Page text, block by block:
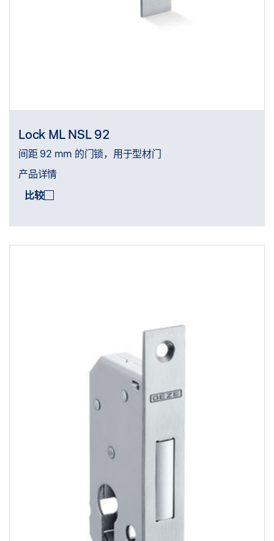
Lock ML NSL 92
间距 92 mm 的门锁，用于型材门
产品详情
比较